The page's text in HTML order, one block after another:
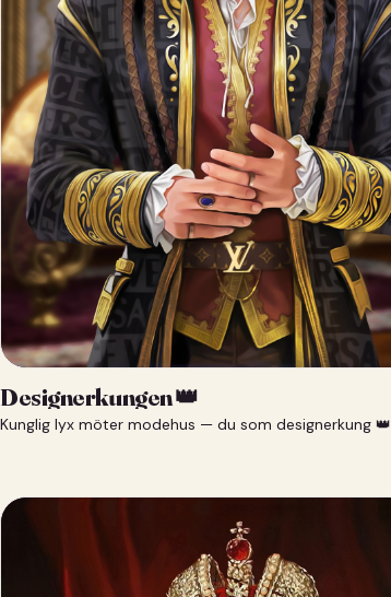
Designerkungen 👑
Kunglig lyx möter modehus — du som designerkung 👑